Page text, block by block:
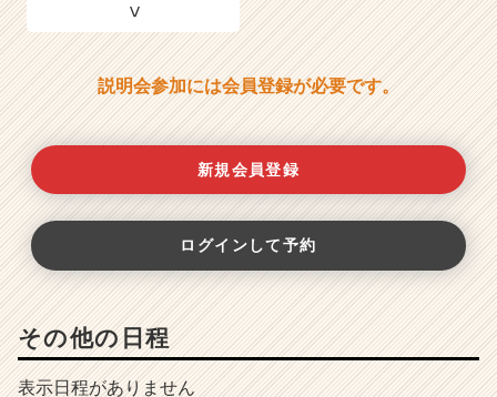
説明会参加には会員登録が必要です。
新規会員登録
ログインして予約
その他の日程
表示日程がありません